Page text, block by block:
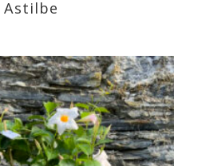
Astilbe